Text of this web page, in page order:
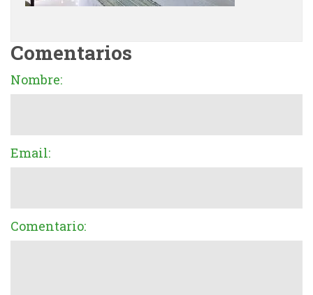
Comentarios
Nombre:
Email:
Comentario: